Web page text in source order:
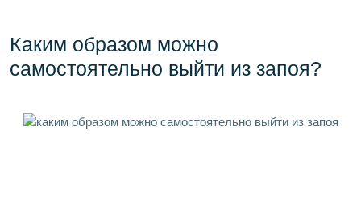
Каким образом можно
самостоятельно выйти из запоя?